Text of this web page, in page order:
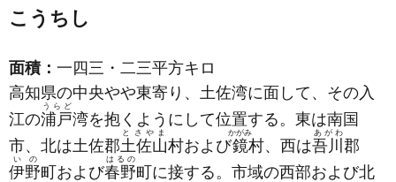
こうちし
面積： 一四三・二三平方キロ
高知県の中央やや東寄り、土佐湾に面して、その入
江の浦戸
うらど
湾を抱くようにして位置する。東は南国
市、北は土佐郡土佐山
とさやま
村および鏡
かがみ
村、西は吾川
あがわ
郡
伊野
いの
町および春野
はるの
町に接する。市域の西部および北